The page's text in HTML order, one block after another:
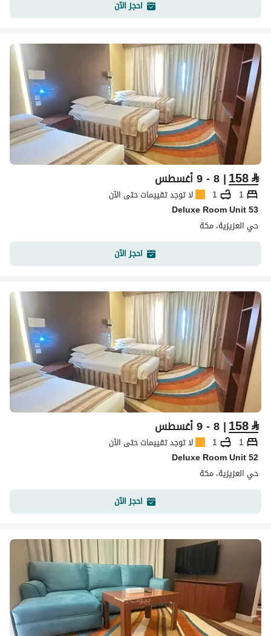
احجز الآن
⃁
158| 8 - 9 أغسطس
1
1
لا توجد تقييمات حتى الآن
Deluxe Room Unit 53
حي العزيزية، مكة
احجز الآن
⃁
158| 8 - 9 أغسطس
1
1
لا توجد تقييمات حتى الآن
Deluxe Room Unit 52
حي العزيزية، مكة
احجز الآن